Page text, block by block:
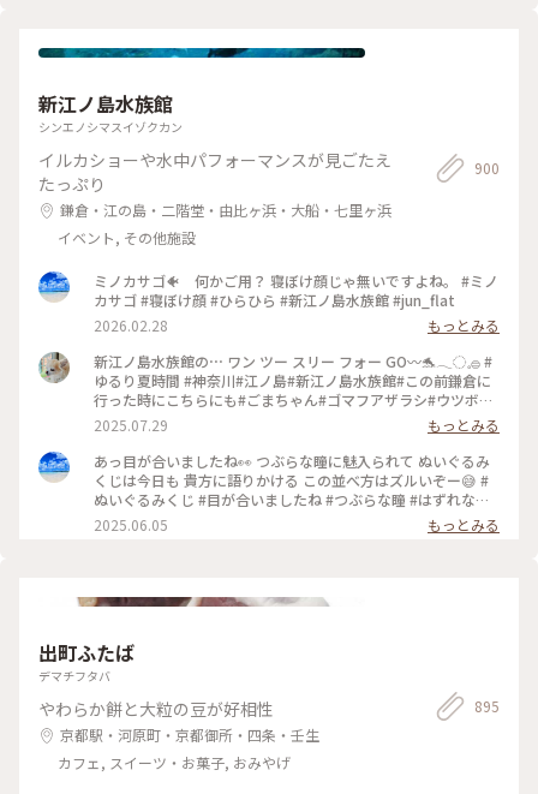
新江ノ島水族館
シンエノシマスイゾクカン
イルカショーや水中パフォーマンスが見ごたえ
たっぷり
鎌倉・江の島・二階堂・由比ヶ浜・大船・七里ヶ浜
イベント, その他施設
900
ミノカサゴ🐠 何かご用？ 寝ぼけ顔じゃ無いですよね。 #ミノ
カサゴ #寝ぼけ顔 #ひらひら #新江ノ島水族館 #jun_flat
2026.02.28
もっとみる
新江ノ島水族館の⋯ ワン ツー スリー フォー GO〰️🐬𓂃◌𓈒𓐍 #
ゆるり夏時間 #神奈川#江ノ島#新江ノ島水族館#この前鎌倉に
行った時にこちらにも#ごまちゃん#ゴマフアザラシ#ウツボ#
お気に入りの3匹でピョンピョンしてる子たち#海岸バックで泳
ぐクラゲたち#イルカショー#シーキャンドルが見える✨️
2025.07.29
もっとみる
あっ目が合いましたね👀 つぶらな瞳に魅入られて ぬいぐるみ
くじは今日も 貴方に語りかける この並べ方はズルいぞー😅 #
ぬいぐるみくじ #目が合いましたね #つぶらな瞳 #はずれなし
#新江ノ島水族館 #jun_flut
2025.06.05 もっとみる
出町ふたば
デマチフタバ
やわらか餅と大粒の豆が好相性
京都駅・河原町・京都御所・四条・壬生
カフェ, スイーツ・お菓子, おみやげ
895